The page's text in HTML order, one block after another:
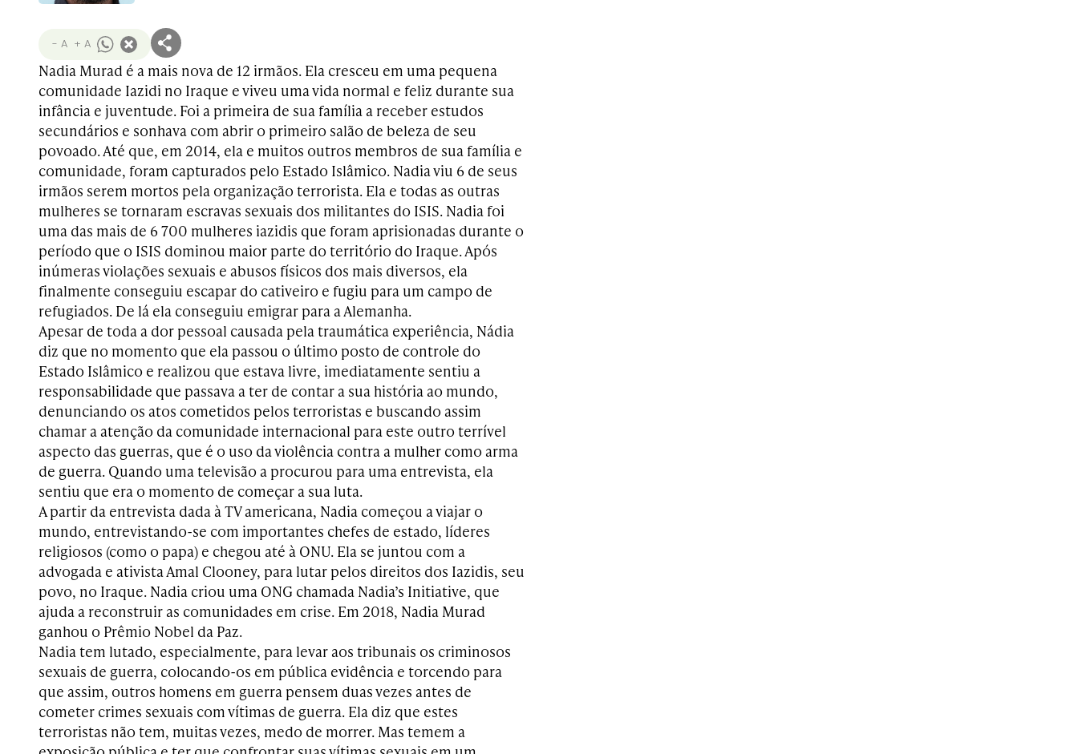
- A + A
Nadia Murad é a mais nova de 12 irmãos. Ela cresceu em uma pequena
comunidade Iazidi no Iraque e viveu uma vida normal e feliz durante sua
infância e juventude. Foi a primeira de sua família a receber estudos
secundários e sonhava com abrir o primeiro salão de beleza de seu
povoado. Até que, em 2014, ela e muitos outros membros de sua família e
comunidade, foram capturados pelo Estado Islâmico. Nadia viu 6 de seus
irmãos serem mortos pela organização terrorista. Ela e todas as outras
mulheres se tornaram escravas sexuais dos militantes do ISIS. Nadia foi
uma das mais de 6 700 mulheres iazidis que foram aprisionadas durante o
período que o ISIS dominou maior parte do território do Iraque.Após
inúmeras violações sexuais e abusos físicos dos mais diversos, ela
finalmente conseguiu escapar do cativeiro e fugiu para um campo de
refugiados. De lá ela conseguiu emigrar para a Alemanha.
Apesar de toda a dor pessoal causada pela traumática experiência, Nádia
diz que no momento que ela passou o último posto de controle do
Estado Islâmico e realizou que estava livre, imediatamente sentiu a
responsabilidade que passava a ter de contar a sua história ao mundo,
denunciando os atos cometidos pelos terroristas e buscando assim
chamar a atenção da comunidade internacional para este outro terrível
aspecto das guerras, que é o uso da violência contra a mulher como arma
de guerra. Quando uma televisão a procurou para uma entrevista, ela
sentiu que era o momento de começar a sua luta.
A partir da entrevista dada à TV americana, Nadia começou a viajar o
mundo, entrevistando-se com importantes chefes de estado, líderes
religiosos (como o papa) e chegou até à ONU. Ela se juntou com a
advogada e ativista Amal Clooney, para lutar pelos direitos dos Iazidis, seu
povo, no Iraque. Nadia criou uma ONG chamada Nadia’s Initiative, que
ajuda a reconstruir as comunidades em crise. Em 2018, Nadia Murad
ganhou o Prêmio Nobel da Paz.
Nadia tem lutado, especialmente, para levar aos tribunais os criminosos
sexuais de guerra, colocando-os em pública evidência e torcendo para
que assim, outros homens em guerra pensem duas vezes antes de
cometer crimes sexuais com vítimas de guerra. Ela diz que estes
terroristas não tem, muitas vezes, medo de morrer. Mas temem a